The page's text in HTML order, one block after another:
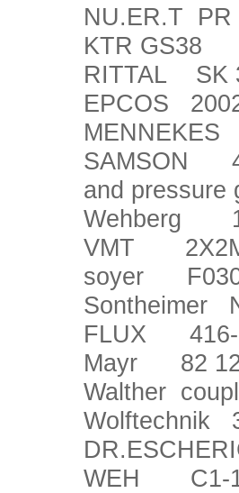
NU.ER.T PR
KTR GS38
RITTAL SK
EPCOS
MENNEKES
SAMSON
and pressure
Wehberg
VMT
soyer
Sontheimer
FLUX 416-
Mayr 82
Walther
Wolftechnik
WEH C1-